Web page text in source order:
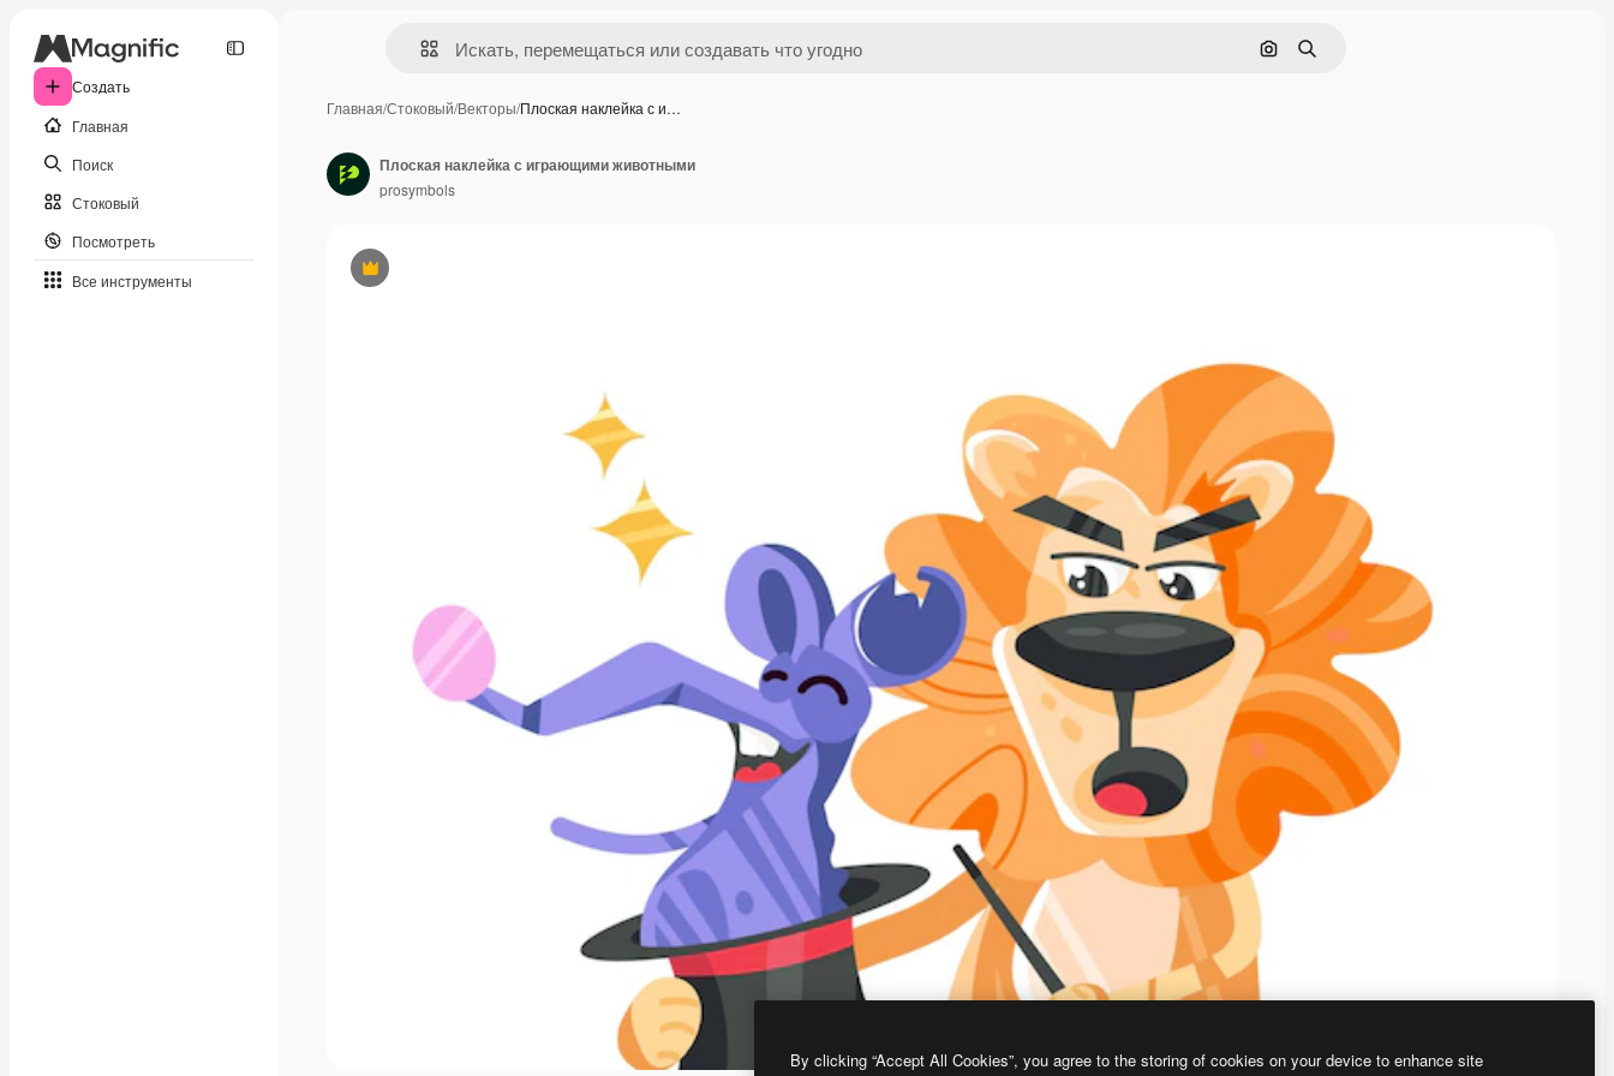
Создать
Главная
Поиск
Стоковый
Посмотреть
Все инструменты
Поиск по изображению
Поиск
Главная/Стоковый/Векторы/Плоская наклейка с и…
Премиум
Плоская наклейка с играющими животными
prosymbols
By clicking “Accept All Cookies”, you agree to the storing of cookies on your device to enhance site